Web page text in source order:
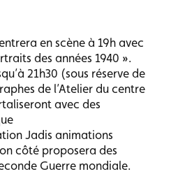
en scène à 19h avec
des années 1940 ».
21h30 (sous réserve de
de l’Atelier du centre
avec des
Jadis animations
côté proposera des
Guerre mondiale.